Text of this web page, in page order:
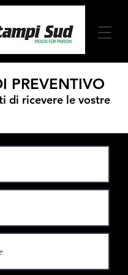
PREVENTIVO
di ricevere le vostre